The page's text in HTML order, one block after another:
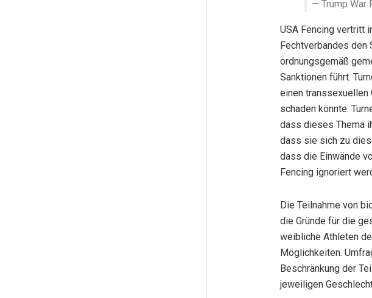
— Trump War
USA Fencing vertritt
Fechtverbandes den
ordnungsgemäß
Sanktionen führt.
einen transsexuellen
schaden könnte.
dass dieses Thema
dass sie sich zu
dass die Einwände
Fencing ignoriert
Die Teilnahme von
die Gründe für die
weibliche Athleten
Möglichkeiten.
Beschränkung der
jeweiligen